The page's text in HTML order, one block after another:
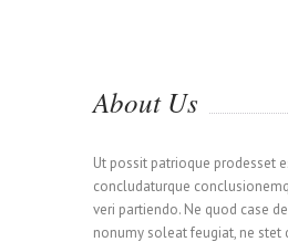
About Us
Ut possit patrioque prodesset
concludaturque
veri partiendo. Ne quod case
nonumy soleat feugiat, ne stet